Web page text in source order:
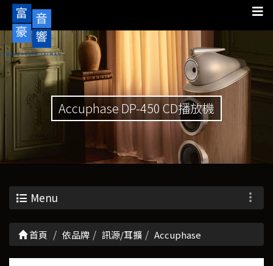
Accuphase DP-450 CD播放機
Menu
首頁 依品牌 訊源/耳擴 Accuphase